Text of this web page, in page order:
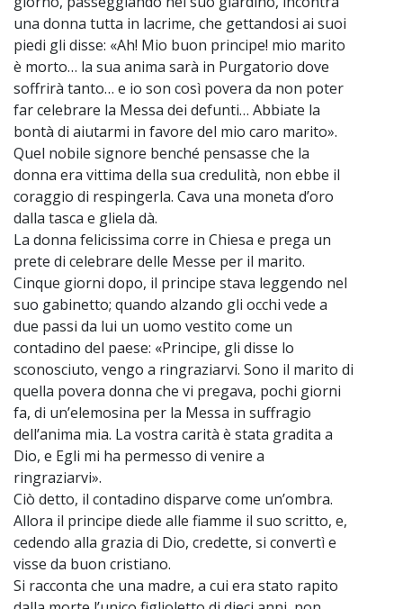
una donna tutta in lacrime, che gettandosi ai suoi
piedi gli disse: «Ah! Mio buon principe! mio marito
è morto… la sua anima sarà in Purgatorio dove
soffrirà tanto… e io son così povera da non poter
far celebrare la Messa dei defunti… Abbiate la
bontà di aiutarmi in favore del mio caro marito».
Quel nobile signore benché pensasse che la
donna era vittima della sua credulità, non ebbe il
coraggio di respingerla. Cava una moneta d’oro
dalla tasca e gliela dà.
La donna felicissima corre in Chiesa e prega un
prete di celebrare delle Messe per il marito.
Cinque giorni dopo, il principe stava leggendo nel
suo gabinetto; quando alzando gli occhi vede a
due passi da lui un uomo vestito come un
contadino del paese: «Principe, gli disse lo
sconosciuto, vengo a ringraziarvi. Sono il marito di
quella povera donna che vi pregava, pochi giorni
fa, di un’elemosina per la Messa in suffragio
dell’anima mia. La vostra carità è stata gradita a
Dio, e Egli mi ha permesso di venire a
ringraziarvi».
Ciò detto, il contadino disparve come un’ombra.
Allora il principe diede alle fiamme il suo scritto, e,
cedendo alla grazia di Dio, credette, si convertì e
visse da buon cristiano.
Si racconta che una madre, a cui era stato rapito